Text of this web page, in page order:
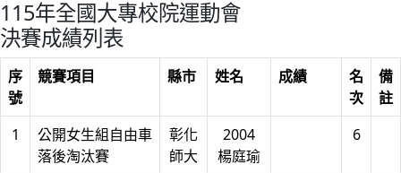
115年全國大專校院運動會
決賽成績列表
序
號
競賽項目 縣市 姓名 成績
名
次
備
註
1
公開女生組自由車
落後淘汰賽
彰化
師大
2004
楊庭瑜
6